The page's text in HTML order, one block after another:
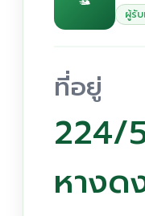
ผู้รั
ที่อยู่
224/
หางด